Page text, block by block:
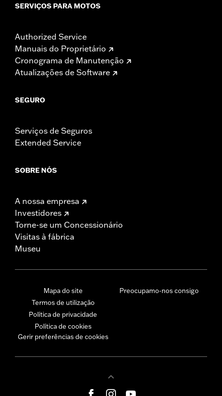
SERVIÇOS PARA MOTOS
Authorized Service
Manuais do Proprietário
Cronograma de Manutenção
Atualizações de Software
SEGURO
Serviços de Seguros
Extended Service
SOBRE NÓS
A nossa empresa
Investidores
Torne-se um Concessionário
Visitas à fábrica
Museu
Mapa do site
Termos de utilização
Política de privacidade
Política de cookies
Gerir preferências de cookies
Preocupamo-nos consigo